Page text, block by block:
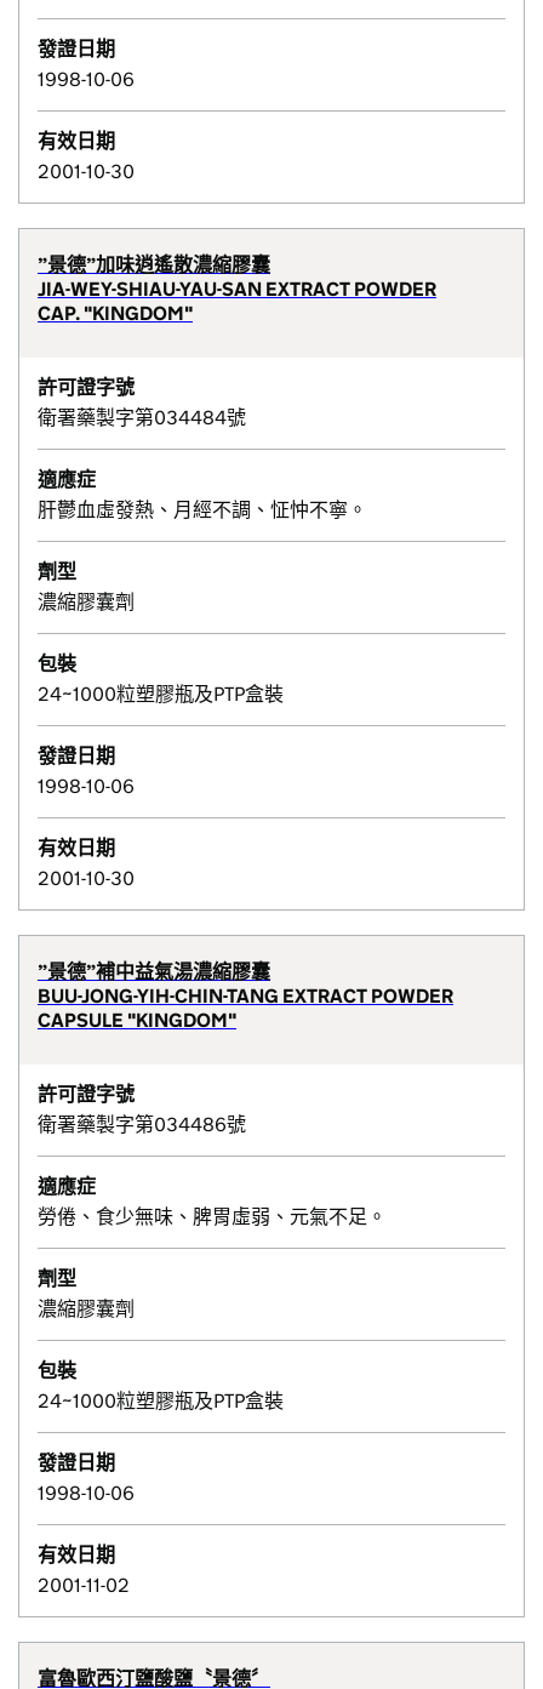
發證日期
1998-10-06
有效日期
2001-10-30
”景德”加味逍遙散濃縮膠囊
JIA-WEY-SHIAU-YAU-SAN EXTRACT POWDER
CAP. "KINGDOM"
許可證字號
衛署藥製字第034484號
適應症
肝鬱血虛發熱、月經不調、怔忡不寧。
劑型
濃縮膠囊劑
包裝
24~1000粒塑膠瓶及PTP盒裝
發證日期
1998-10-06
有效日期
2001-10-30
”景德”補中益氣湯濃縮膠囊
BUU-JONG-YIH-CHIN-TANG EXTRACT POWDER
CAPSULE "KINGDOM"
許可證字號
衛署藥製字第034486號
適應症
勞倦、食少無味、脾胃虛弱、元氣不足。
劑型
濃縮膠囊劑
包裝
24~1000粒塑膠瓶及PTP盒裝
發證日期
1998-10-06
有效日期
2001-11-02
富魯歐西汀鹽酸鹽〝景德〞